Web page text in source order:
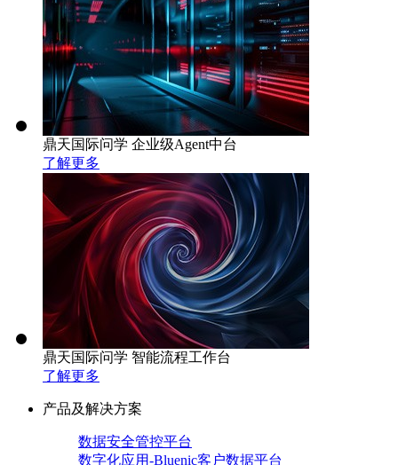
鼎天国际问学 企业级Agent中台
了解更多
鼎天国际问学 智能流程工作台
了解更多
产品及解决方案
数据安全管控平台
数字化应用-Bluenic客户数据平台